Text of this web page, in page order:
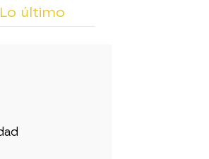
Lo último